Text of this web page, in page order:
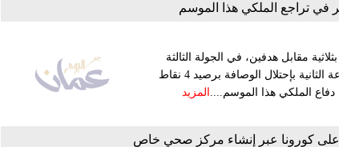
في تراجع الملكي هذا الموسم
مقابل هدفين، في الجولة الثالثة
لدور المجموعات في دوري أبطال أوروبا، وتحسين وضعه في المجموعة الثانية بإحتلال الوصافة برصيد 4 نقاط
المزيد
على كورونا عبر إنشاء مركز صحي خاص